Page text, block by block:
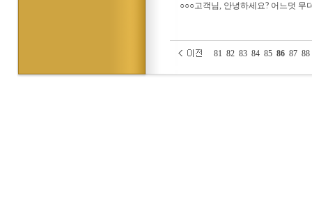
○○○고객님, 안녕하세요? 어느덧 무
81 82 83 84 85 86 87 88